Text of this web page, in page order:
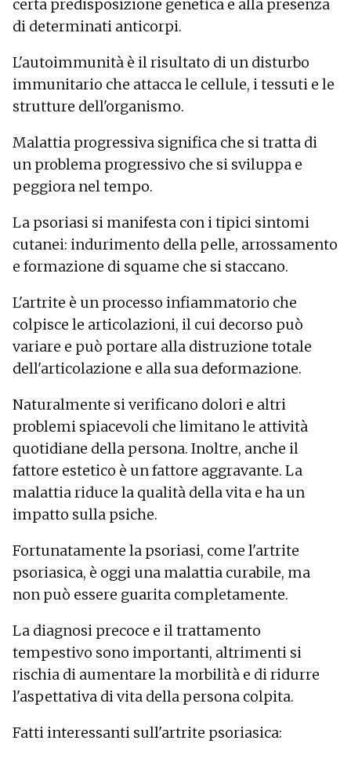
Deterioramento della vista
certa predisposizione genetica e alla presenza
di determinati anticorpi.
L'autoimmunità è il risultato di un disturbo
immunitario che attacca le cellule, i tessuti e le
strutture dell'organismo.
Malattia progressiva significa che si tratta di
un problema progressivo che si sviluppa e
peggiora nel tempo.
La psoriasi si manifesta con i tipici sintomi
cutanei: indurimento della pelle, arrossamento
e formazione di squame che si staccano.
L'artrite è un processo infiammatorio che
colpisce le articolazioni, il cui decorso può
variare e può portare alla distruzione totale
dell'articolazione e alla sua deformazione.
Naturalmente si verificano dolori e altri
problemi spiacevoli che limitano le attività
quotidiane della persona. Inoltre, anche il
fattore estetico è un fattore aggravante. La
malattia riduce la qualità della vita e ha un
impatto sulla psiche.
Fortunatamente la psoriasi, come l'artrite
psoriasica, è oggi una malattia curabile, ma
non può essere guarita completamente.
La diagnosi precoce e il trattamento
tempestivo sono importanti, altrimenti si
rischia di aumentare la morbilità e di ridurre
l'aspettativa di vita della persona colpita.
Fatti interessanti sull'artrite psoriasica: